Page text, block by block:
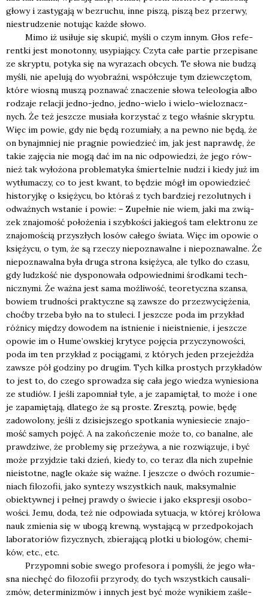
gło­wy i zasty­ga­ją w bez­ru­chu, inne piszą, piszą bez prze­rwy,
nie­stru­dze­nie notu­jąc każ­de sło­wo.
Mimo iż usi­łu­je się sku­pić, myśli o czym innym. Głos refe­
rent­ki jest mono­ton­ny, usy­pia­ją­cy. Czy­ta całe par­tie prze­pi­sa­ne
ze skryp­tu, poty­ka się na wyra­zach obcych. Te sło­wa nie budzą
myśli, nie ape­lu­ją do wyobraź­ni, współ­czu­je tym dziew­czę­tom,
któ­re wio­sną muszą pozna­wać zna­cze­nie sło­wa tele­olo­gia albo
rodza­je rela­cji jed­no-jed­no, jed­no-wie­lo i wie­lo-wie­lo­znacz­
nych. Że też jesz­cze musia­ła korzy­stać z tego wła­śnie skryp­tu.
Więc im powie, gdy nie będą rozu­mia­ły, a na pew­no nie będą, że
on bynaj­mniej nie pra­gnie powie­dzieć im, jak jest napraw­dę, że
takie zaję­cia nie mogą dać im na nic odpo­wie­dzi, że jego rów­
nież tak wyło­żo­na pro­ble­ma­ty­ka śmier­tel­nie nudzi i kie­dy już im
wytłu­ma­czy, co to jest kwant, to będzie mógł im opo­wie­dzieć
histo­ryj­kę o księ­ży­cu, bo któ­raś z tych bar­dziej rezo­lut­nych i
odważ­nych wsta­nie i powie: – Zupeł­nie nie wiem, jaki ma zwią­
zek zna­jo­mość poło­że­nia i szyb­ko­ści jakie­goś tam elek­tro­nu ze
zna­jo­mo­ścią przy­szłych losów całe­go świa­ta. Więc im opo­wie o
księ­ży­cu, o tym, że są rze­czy nie­po­zna­wal­ne i nie­po­zna­wal­ne. Że
nie­po­zna­wal­na była dru­ga stro­na księ­ży­ca, ale tyl­ko do cza­su,
gdy ludz­kość nie dys­po­no­wa­ła odpo­wied­ni­mi środ­ka­mi tech­
nicz­ny­mi. Że waż­na jest sama moż­li­wość, teo­re­tycz­na szan­sa,
bowiem trud­no­ści prak­tycz­ne są zawsze do prze­zwy­cię­że­nia,
choć­by trze­ba było na to stu­le­ci. I jesz­cze poda im przy­kład
róż­ni­cy mię­dzy dowo­dem na ist­nie­nie i nie­ist­nie­nie, i jesz­cze
opo­wie im o Hume­’ow­skiej kry­ty­ce poję­cia przy­czy­no­wo­ści,
poda im ten przy­kład z pocią­ga­mi, z któ­rych jeden prze­jeż­dża
zawsze pół godzi­ny po dru­gim. Tych kil­ka pro­stych przy­kła­dów
to jest to, do cze­go spro­wa­dza się cała jego wie­dza wynie­sio­na
ze stu­diów. I jeśli zapo­mniał tyle, a je zapa­mię­tał, to może i one
je zapa­mię­ta­ją, dla­te­go że są pro­ste. Zresz­tą, powie, będę
zado­wo­lo­ny, jeśli z dzi­siej­sze­go spo­tka­nia wynie­sie­cie zna­jo­
mość samych pojęć. A na zakoń­cze­nie może to, co banal­ne, ale
praw­dzi­we, że pro­ble­my się prze­ży­wa, a nie roz­wią­zu­je, i być
może przyj­dzie taki dzień, kie­dy to, co teraz dla nich zupeł­nie
nie­istot­ne, nagle oka­że się waż­ne. I jesz­cze o dwóch rozu­mie­
niach filo­zo­fii, jako syn­te­zy wszyst­kich nauk, mak­sy­mal­nie
obiek­tyw­nej i peł­nej praw­dy o świe­cie i jako eks­pre­sji oso­bo­
wo­ści. Jemu, doda, też nie odpo­wia­da sytu­acja, w któ­rej kró­lo­wa
nauk zmie­nia się w ubo­gą krew­ną, wysta­ją­cą w przed­po­ko­jach
labo­ra­to­riów fizycz­nych, zbie­ra­ją­cą plot­ki u bio­lo­gów, che­mi­
ków, etc., etc.
Przy­po­mni sobie swe­go pro­fe­so­ra i pomy­śli, że jego wła­
sna nie­chęć do filo­zo­fii przy­ro­dy, do tych wszyst­kich cau­sa­li­
zmów, deter­mi­ni­zmów i innych jest być może wyni­kiem zaśle­